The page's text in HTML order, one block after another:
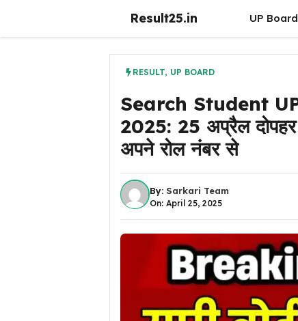
Result25.in UP Board
RESULT, UP BOARD
Search Student
2025: 25 अप्रैल
अपने रोल नंबर से
By: Sarkari Team
On: April 25, 2025